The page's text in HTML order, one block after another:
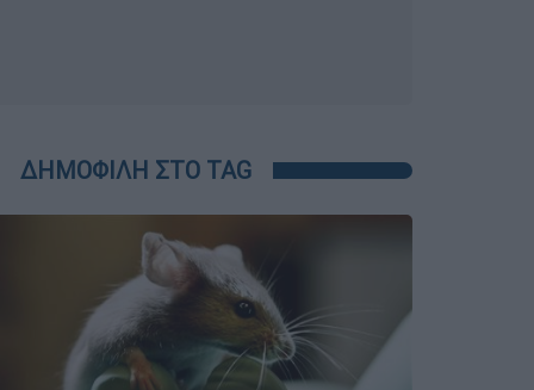
ΔΗΜΟΦΙΛΗ ΣΤΟ TAG